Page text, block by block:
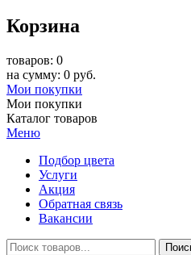
Корзина
товаров: 0
на сумму: 0 руб.
Мои покупки
Мои покупки
Каталог товаров
Меню
Подбор цвета
Услуги
Акция
Обратная связь
Вакансии